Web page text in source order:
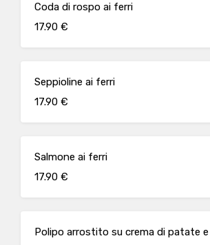
Coda di rospo ai ferri
17.90 €
Seppioline ai ferri
17.90 €
Salmone ai ferri
17.90 €
Polipo arrostito su crema di patate e